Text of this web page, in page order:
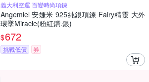
義大利空運 百變時尚項鍊
Angemiel 安婕米 925純銀項鍊 Fairy精靈 大外
環墜Miracle(粉紅鑽.銀)
$672
挑戰低價 券